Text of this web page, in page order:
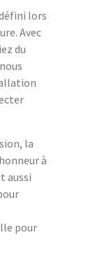
lors
Avec
du
la
à
aussi
pour